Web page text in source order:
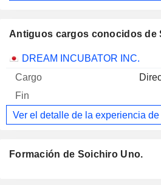
Antiguos cargos conocidos de
Empresas Cargo Fin
DREAM INCUBATOR INC.
Ver el detalle de la experiencia de
Formación de Soichiro Uno.